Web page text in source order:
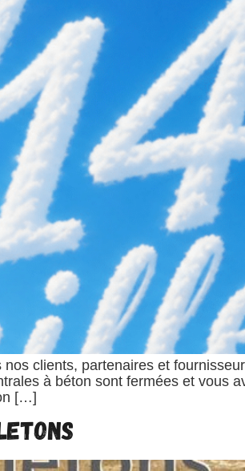
clients, partenaires et
à béton sont fermées et vous
[…]